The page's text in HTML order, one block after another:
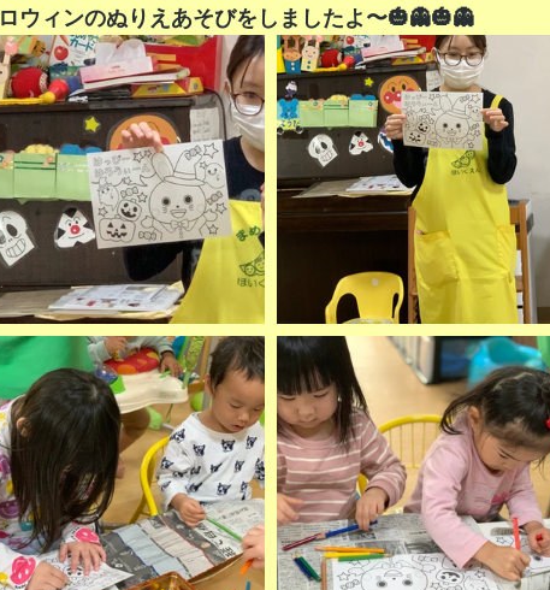
ウィンのぬりえあそびをしましたよ〜🎃👻🎃👻